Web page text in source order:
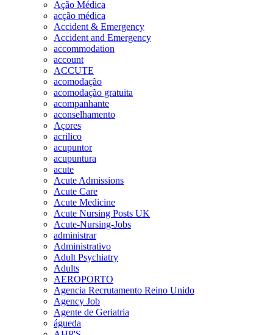
Ação Médica
acção médica
Accident & Emergency
Accident and Emergency
accommodation
account
ACCUTE
acomodação
acomodação gratuita
acompanhante
aconselhamento
Açores
acrilico
acupuntor
acupuntura
acute
Acute Admissions
Acute Care
Acute Medicine
Acute Nursing Posts UK
Acute-Nursing-Jobs
administrar
Administrativo
Adult Psychiatry
Adults
AEROPORTO
Agencia Recrutamento Reino Unido
Agency Job
Agente de Geriatria
águeda